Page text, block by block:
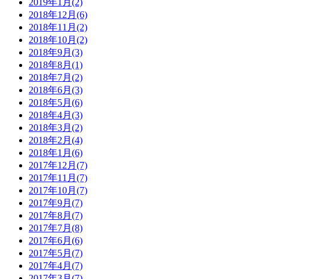
2019年1月(2)
2018年12月(6)
2018年11月(2)
2018年10月(2)
2018年9月(3)
2018年8月(1)
2018年7月(2)
2018年6月(3)
2018年5月(6)
2018年4月(3)
2018年3月(2)
2018年2月(4)
2018年1月(6)
2017年12月(7)
2017年11月(7)
2017年10月(7)
2017年9月(7)
2017年8月(7)
2017年7月(8)
2017年6月(6)
2017年5月(7)
2017年4月(7)